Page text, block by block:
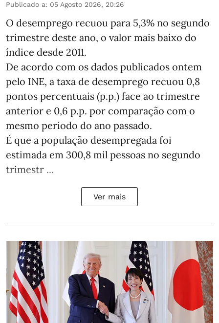
Publicado a: 05 Agosto 2026, 20:26
O desemprego recuou para 5,3% no segundo
trimestre deste ano, o valor mais baixo do
índice desde 2011.
De acordo com os dados publicados ontem
pelo INE, a taxa de desemprego recuou 0,8
pontos percentuais (p.p.) face ao trimestre
anterior e 0,6 p.p. por comparação com o
mesmo período do ano passado.
É que a população desempregada foi
estimada em 300,8 mil pessoas no segundo
trimestr ...
Ver mais